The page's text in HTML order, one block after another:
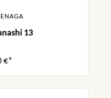
13
€*